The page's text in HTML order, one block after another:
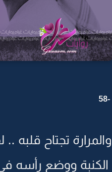
تجتاح قلبه
الكنبة ووضع رأسه